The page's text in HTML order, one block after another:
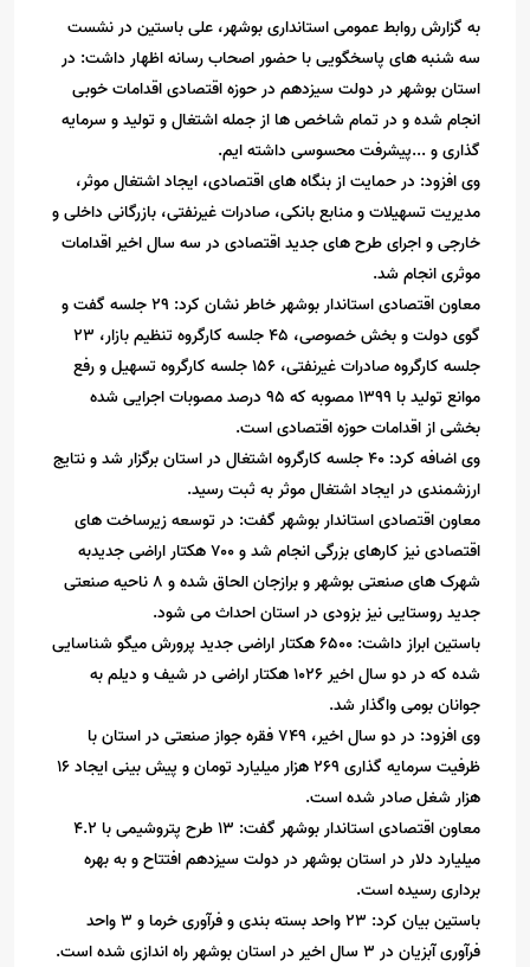
به گزارش روابط عمومی استانداری بوشهر، علی باستین در نشست
سه شنبه های پاسخگویی با حضور اصحاب رسانه اظهار داشت: در
استان بوشهر در دولت سیزدهم در حوزه اقتصادی اقدامات خوبی
انجام شده و در تمام شاخص ها از جمله اشتغال و تولید و سرمایه
‌گذاری و ...پیشرفت محسوسی داشته ایم.
وی افزود: در حمایت از بنگاه های اقتصادی، ایجاد اشتغال موثر،
مدیریت تسهیلات و منابع بانکی، صادرات غیرنفتی، بازرگانی داخلی و
خارجی و اجرای طرح های جدید اقتصادی در سه سال اخیر اقدامات
موثری انجام شد.
معاون اقتصادی استاندار بوشهر خاطر نشان کرد: ۲۹ جلسه گفت و
گوی دولت و بخش خصوصی، ۴۵ جلسه کارگروه تنظیم بازار، ۲۳
جلسه کارگروه صادرات غیرنفتی، ۱۵۶ جلسه کارگروه تسهیل و رفع
موانع تولید با ۱۳۹۹ مصوبه که ۹۵ درصد مصوبات اجرایی شده
بخشی از اقدامات حوزه اقتصادی است.
وی اضافه کرد: ۴۰ جلسه کارگروه اشتغال در استان برگزار شد و نتایج
ارزشمندی در ایجاد اشتغال موثر به ثبت رسید.
معاون اقتصادی استاندار بوشهر گفت: در توسعه زیرساخت های
اقتصادی نیز کارهای بزرگی انجام شد و ۷۰۰ هکتار اراضی جدیدبه
شهرک های صنعتی بوشهر و برازجان الحاق شده و ۸ ناحیه صنعتی
جدید روستایی نیز بزودی در استان احداث می شود.
باستین ابراز داشت: ۶۵۰۰ هکتار اراضی جدید پرورش میگو شناسایی
شده که در دو سال اخیر ۱۰۲۶ هکتار اراضی در شیف و دیلم به
جوانان بومی واگذار شد.
وی افزود: در دو سال اخیر، ۷۴۹ فقره جواز صنعتی در استان با
ظرفیت سرمایه گذاری ۲۶۹ هزار میلیارد تومان و پیش بینی ایجاد ۱۶
هزار شغل صادر شده است.
معاون اقتصادی استاندار بوشهر گفت: ۱۳ طرح پتروشیمی با ۴.۲
میلیارد دلار در استان بوشهر در دولت سیزدهم افتتاح و به بهره
برداری رسیده است.
باستین بیان کرد: ۲۳ واحد بسته بندی و فرآوری خرما و ۳ واحد
فرآوری آبزیان در ۳ سال اخیر در استان بوشهر راه اندازی شده است.